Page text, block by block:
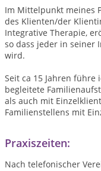
Im Mittelpunkt meines
des Klienten/der
Integrative Therapie,
so dass jeder in
wird.
Seit ca 15 Jahren
begleitete
als auch mit
Familienstellens mit
Praxiszeiten:
Nach telefonischer